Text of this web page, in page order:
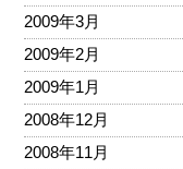
2009年3月
2009年2月
2009年1月
2008年12月
2008年11月